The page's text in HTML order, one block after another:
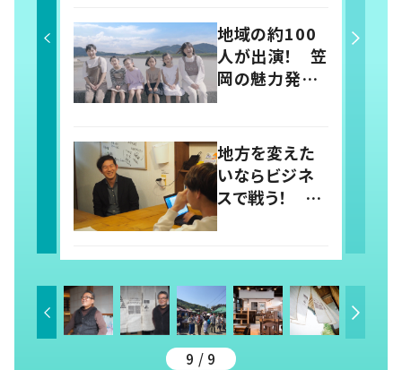
を
地域の約100
人が出演！ 笠
岡の魅力発信
動画を青年会
が制作
地方を変えた
いならビジネ
スで戦う！ 長
崎で起業家た
営者の目指す
未来
9 / 9